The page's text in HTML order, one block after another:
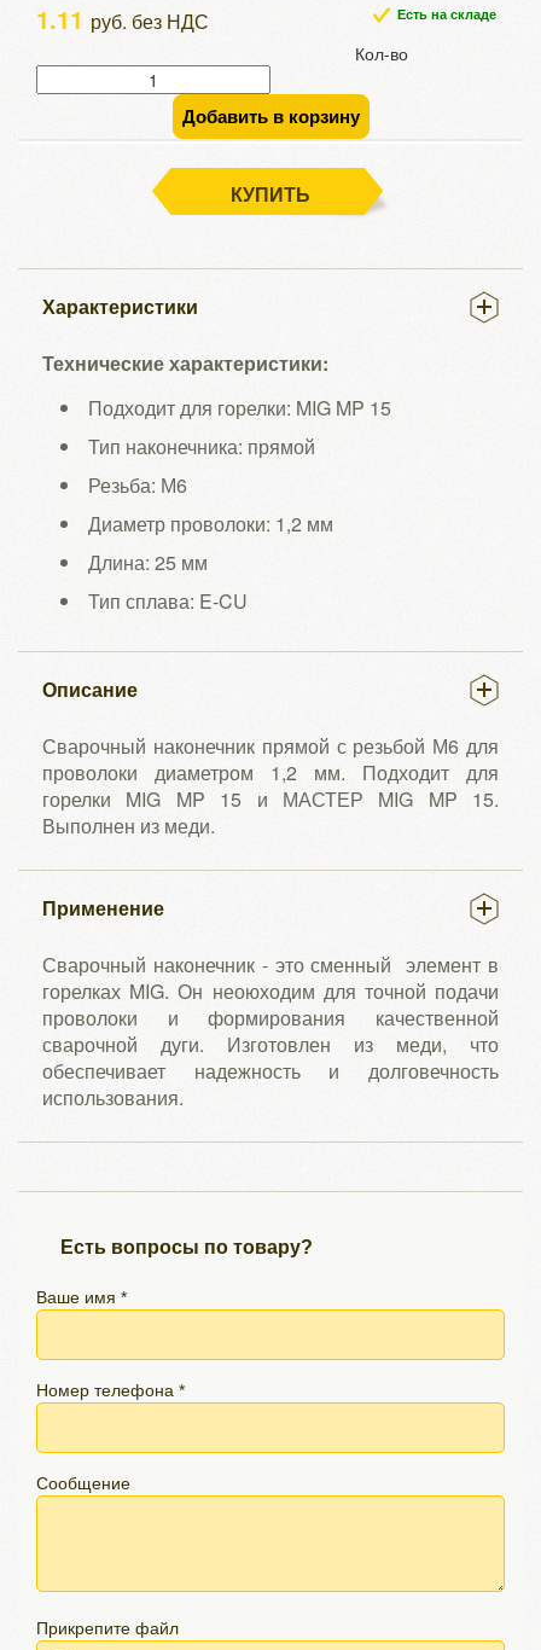
1.11 руб. без НДС Есть на складе
Кол-во
Добавить в корзину
КУПИТЬ
Характеристики
Технические характеристики:
Подходит для горелки: MIG MP 15
Тип наконечника: прямой
Резьба: М6
Диаметр проволоки: 1,2 мм
Длина: 25 мм
Тип сплава: E-CU
Описание
Сварочный наконечник прямой с резьбой М6 для
проволоки диаметром 1,2 мм. Подходит для
горелки MIG MP 15 и МАСТЕР MIG MP 15.
Выполнен из меди.
Применение
Сварочный наконечник - это сменный элемент в
горелках MIG. Он неоюходим для точной подачи
проволоки и формирования качественной
сварочной дуги. Изготовлен из меди, что
обеспечивает надежность и долговечность
использования.
Есть вопросы по товару?
Ваше имя *
Номер телефона *
Сообщение
Прикрепите файл